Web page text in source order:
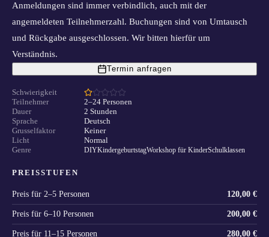
Anmeldungen sind immer verbindlich, auch mit der
angemeldeten Teilnehmerzahl. Buchungen sind von Umtausch
und Rückgabe ausgeschlossen. Wir bitten hierfür um
Verständnis.
Termin anfragen
Schwierigkeit
Teilnehmer
2–24 Personen
Dauer
2 Stunden
Sprache
Deutsch
Grusselfaktor
Keiner
Licht
Normal
Genre
DIYKindergeburtstagWorkshop für KinderSchulklassen
PREISSTUFEN
Preis für 2–5 Personen 120,00 €
Preis für 6–10 Personen 200,00 €
Preis für 11–15 Personen 280,00 €